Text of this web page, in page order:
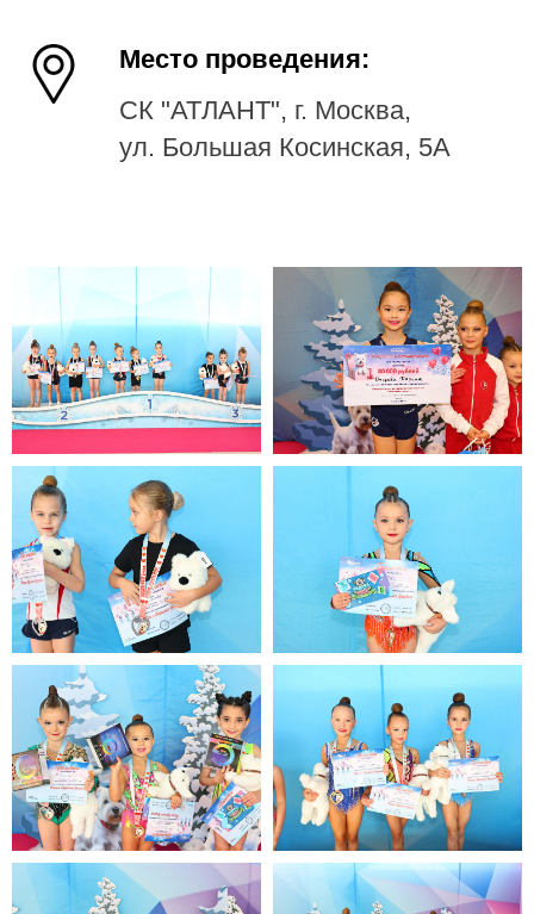
Место проведения:
СК "АТЛАНТ", г. Москва,
ул. Большая Косинская, 5А